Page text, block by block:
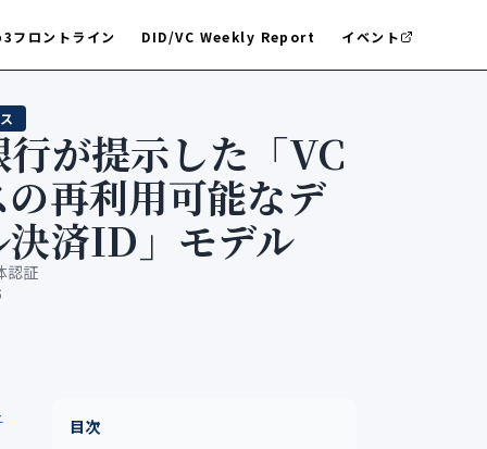
フロントライン DID/VC Weekly Report イベント
が提示した「VC
再利用可能なデ
決済ID」モデル
認証
目次